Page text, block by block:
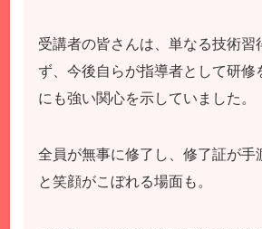
受講者の皆さんは、単なる技術習
ず、今後自らが指導者として研修
にも強い関心を示していました。
全員が無事に修了し、修了証が手
と笑顔がこぼれる場面も。